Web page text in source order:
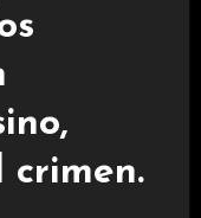
crimen.